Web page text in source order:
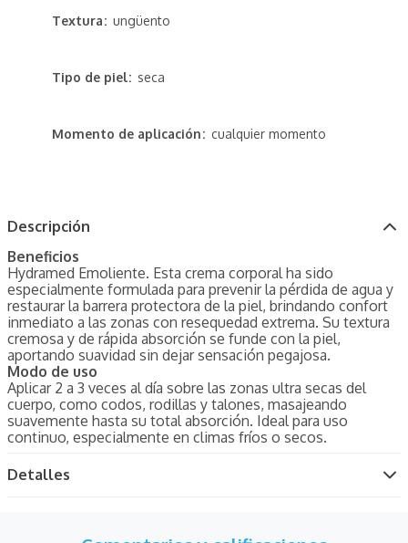
Tipo de piel seca
Textura ungüento
Momento de aplicación cualquier momento
Descripción
Beneficios
Hydramed Emoliente. Esta crema corporal ha sido
especialmente formulada para prevenir la pérdida de agua y
restaurar la barrera protectora de la piel, brindando confort
inmediato a las zonas con resequedad extrema. Su textura
cremosa y de rápida absorción se funde con la piel,
aportando suavidad sin dejar sensación pegajosa.
Modo de uso
Aplicar 2 a 3 veces al día sobre las zonas ultra secas del
cuerpo, como codos, rodillas y talones, masajeando
suavemente hasta su total absorción. Ideal para uso
continuo, especialmente en climas fríos o secos.
Detalles